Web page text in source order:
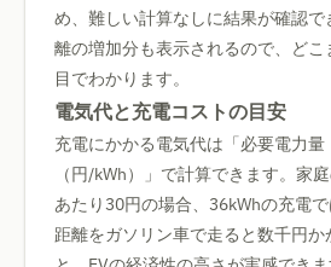
め、難しい計算なしに結果が確認
離の増加分も表示されるので、どこ
目でわかります。
電気代と充電コストの目安
充電にかかる電気代は「必要電力量
（円/kWh）」で計算できます。家
あたり30円の場合、36kWhの充電
距離をガソリン車で走ると数千円か